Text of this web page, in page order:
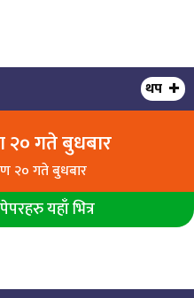
थप
२० गते बुधबार
यहाँ भित्र